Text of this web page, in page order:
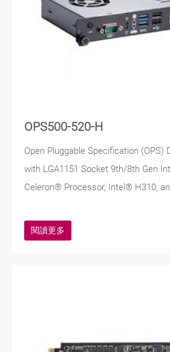
OPS500-520-H
Open Pluggable Specification (OPS)
with LGA1151 Socket 9th/8th Gen
Celeron® Processor, Intel® H310,
閱讀更多